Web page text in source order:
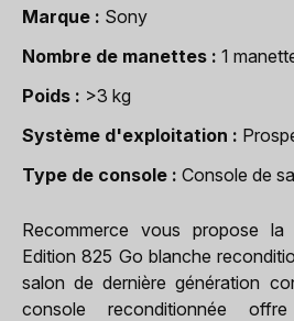
Marque
Sony
Nombre de manettes
1
Poids
>3 kg
Système d'exploitation
Type de console
Console de
Recommerce vous propose
Edition 825 Go blanche
salon de dernière génération
console reconditionnée